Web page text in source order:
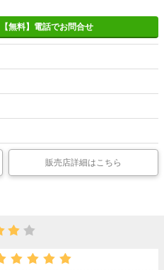
【無料】電話でお問合せ
販売店詳細はこちら